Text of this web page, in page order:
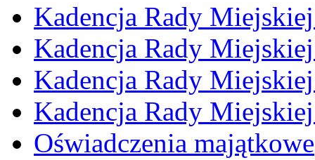
Kadencja Rady
Kadencja Rady
Kadencja Rady
Kadencja Rady
Oświadczenia majątkowe